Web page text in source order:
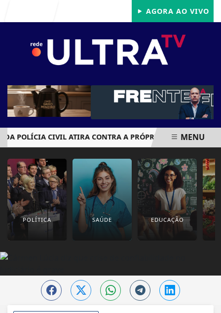
AGORA AO VIVO
POLÍCIA CIVIL ATIRA CONTRA A PRÓPRIA CABEÇA APÓS
EM ALTA
MENU
POLÍTICA SAÚDE EDUCAÇÃO